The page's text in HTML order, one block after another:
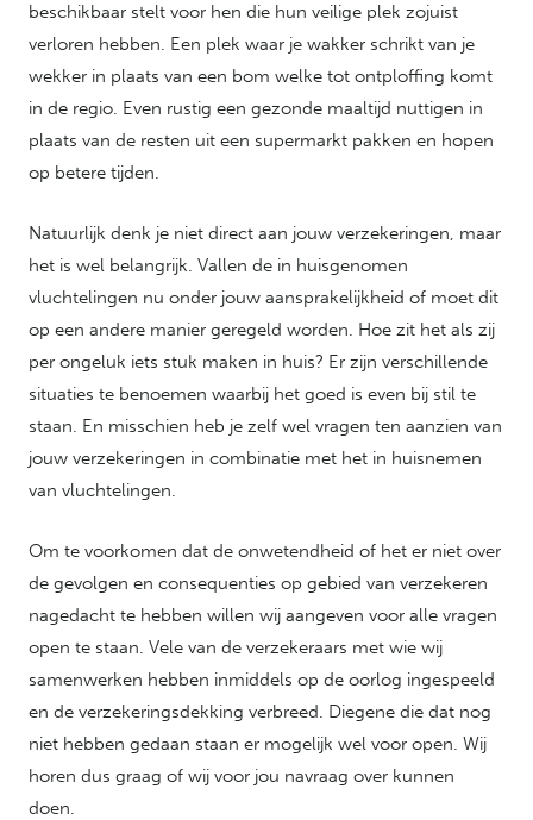
beschikbaar stelt voor hen die hun veilige plek zojuist
verloren hebben. Een plek waar je wakker schrikt van je
wekker in plaats van een bom welke tot ontploffing komt
in de regio. Even rustig een gezonde maaltijd nuttigen in
plaats van de resten uit een supermarkt pakken en hopen
op betere tijden.
Natuurlijk denk je niet direct aan jouw verzekeringen, maar
het is wel belangrijk. Vallen de in huisgenomen
vluchtelingen nu onder jouw aansprakelijkheid of moet dit
op een andere manier geregeld worden. Hoe zit het als zij
per ongeluk iets stuk maken in huis? Er zijn verschillende
situaties te benoemen waarbij het goed is even bij stil te
staan. En misschien heb je zelf wel vragen ten aanzien van
jouw verzekeringen in combinatie met het in huisnemen
van vluchtelingen.
Om te voorkomen dat de onwetendheid of het er niet over
de gevolgen en consequenties op gebied van verzekeren
nagedacht te hebben willen wij aangeven voor alle vragen
open te staan. Vele van de verzekeraars met wie wij
samenwerken hebben inmiddels op de oorlog ingespeeld
en de verzekeringsdekking verbreed. Diegene die dat nog
niet hebben gedaan staan er mogelijk wel voor open. Wij
horen dus graag of wij voor jou navraag over kunnen
doen.